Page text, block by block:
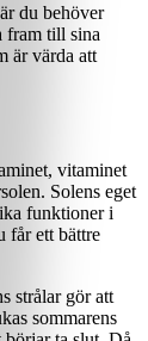
du behöver
fram till sina
är värda att
vitaminet
Solens eget
funktioner i
får ett bättre
strålar gör att
sommarens